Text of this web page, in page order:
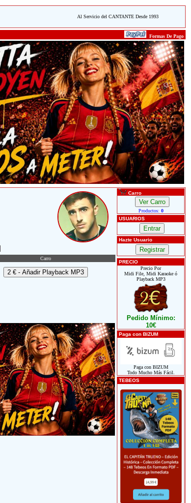
Al Servicio del CANTANTE Desde 1993
Formas De Pago
Carro
Carro
Productos: 0
USUARIOS
Hazte Usuario
PRECIO
Precio Por
Midi File, Midi Karaoke ó
Playback MP3
Pedido Mínimo:
10€
Paga con BIZUM
Paga con BIZUM
Todo Mucho Más Fácil.
TEBEOS